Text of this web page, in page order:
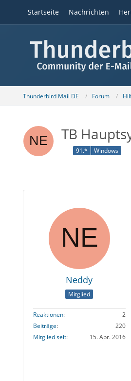
Startseite Nachrichten
Thunderbird Mail DE Forum
TB
91.* Windows
Neddy
Mitglied
Reaktionen
2
Beiträge
220
Mitglied seit
15. Apr. 2016